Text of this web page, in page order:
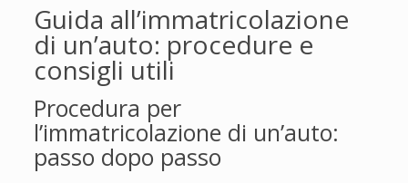
Guida all’immatricolazione
di un’auto: procedure e
consigli utili
Procedura per
l’immatricolazione di un’auto:
passo dopo passo